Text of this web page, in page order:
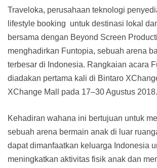
Traveloka, perusahaan teknologi
lifestyle booking untuk destinasi lokal
bersama dengan Beyond Screen
menghadirkan Funtopia, sebuah arena
terbesar di Indonesia. Rangkaian acara
diadakan pertama kali di Bintaro
XChange Mall pada 17–30 Agustus 2018.
Kehadiran wahana ini bertujuan untuk
sebuah arena bermain anak di luar
dapat dimanfaatkan keluarga Indonesia
meningkatkan aktivitas fisik anak dan